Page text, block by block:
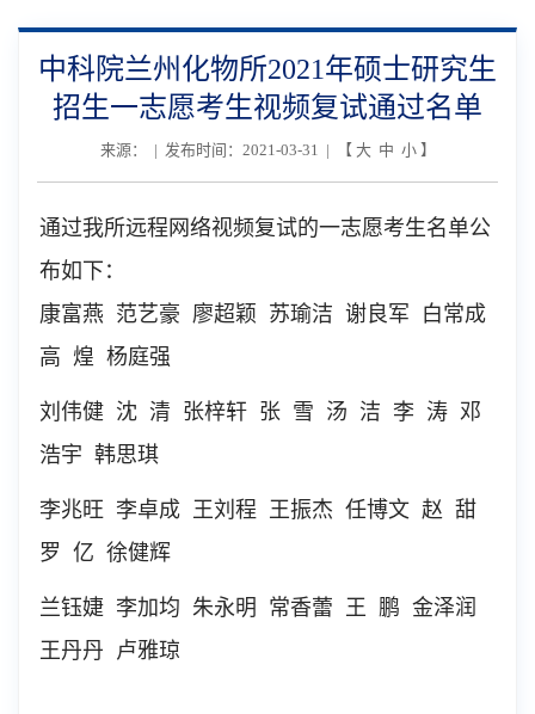
中科院兰州化物所2021年硕士研究生
招生一志愿考生视频复试通过名单
来源： | 发布时间：2021-03-31 | 【 大 中 小】
通过我所远程网络视频复试的一志愿考生名单公
布如下：
康富燕 范艺豪 廖超颖 苏瑜洁 谢良军
白常成
高 煌 杨庭强
刘伟健 沈 清 张梓轩 张 雪 汤 洁 李 涛 邓
浩宇 韩思琪
李兆旺 李卓成 王刘程 王振杰 任博文 赵 甜
罗 亿 徐健辉
兰钰婕 李加均 朱永明 常香蕾 王 鹏 金泽润
王丹丹 卢雅琼